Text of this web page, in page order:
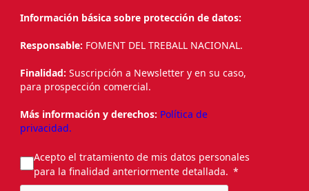
Información básica sobre protección de datos:
Responsable: FOMENT DEL TREBALL NACIONAL.
Finalidad: Suscripción a Newsletter y en su caso,
para prospección comercial.
Más información y derechos: Política de
privacidad.
Acepto el tratamiento de mis datos personales
para la finalidad anteriormente detallada.